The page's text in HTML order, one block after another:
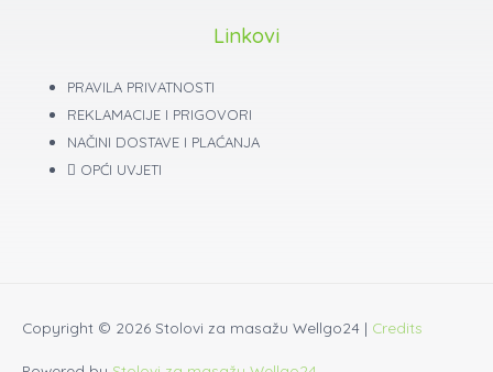
Linkovi
PRAVILA PRIVATNOSTI
REKLAMACIJE I PRIGOVORI
NAČINI DOSTAVE I PLAĆANJA
OPĆI UVJETI
Copyright © 2026 Stolovi za masažu Wellgo24 | Credits